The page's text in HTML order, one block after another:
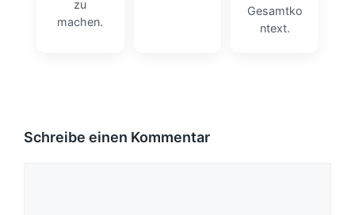
zu
machen.
Gesamtko
ntext.
Schreibe einen Kommentar